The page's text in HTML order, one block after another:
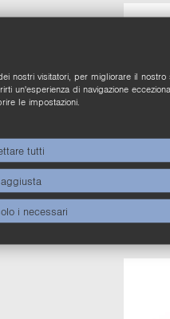
nostri visitatori, per migliorare il nostro
un'esperienza di navigazione
le impostazioni.
tutti
aggiusta
i necessari